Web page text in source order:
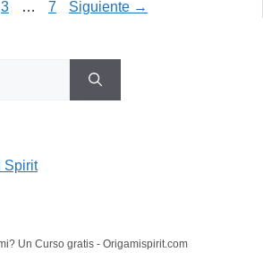
Página
3 … Página
7 Siguiente →
Un Curso gratis - Origamispirit.com